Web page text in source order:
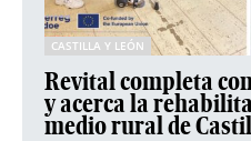
CASTILLA Y LEÓN
Revital completa
y acerca la
medio rural de